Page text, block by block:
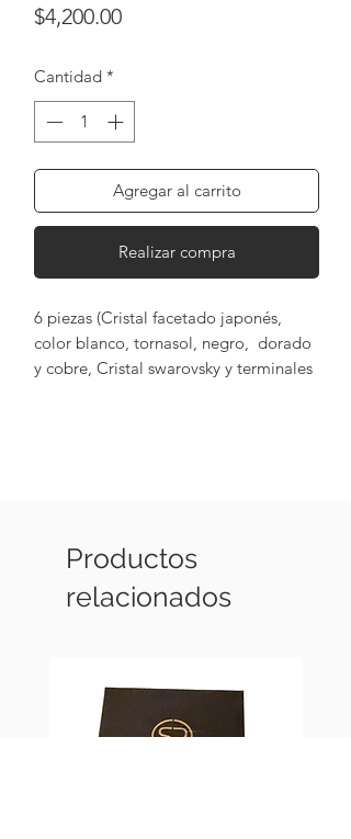
$4,200.00Precio
Cantidad *
Agregar al carrito
Realizar compra
6 piezas (Cristal facetado japonés,
color blanco, tornasol, negro, dorado
y cobre, Cristal swarovsky y terminales
Productos
relacionados